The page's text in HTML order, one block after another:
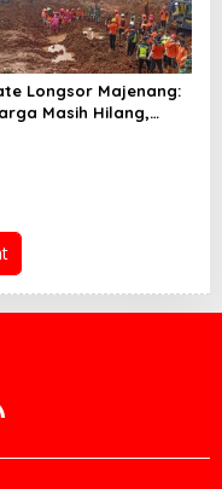
Longsor Majenang:
Masih Hilang,